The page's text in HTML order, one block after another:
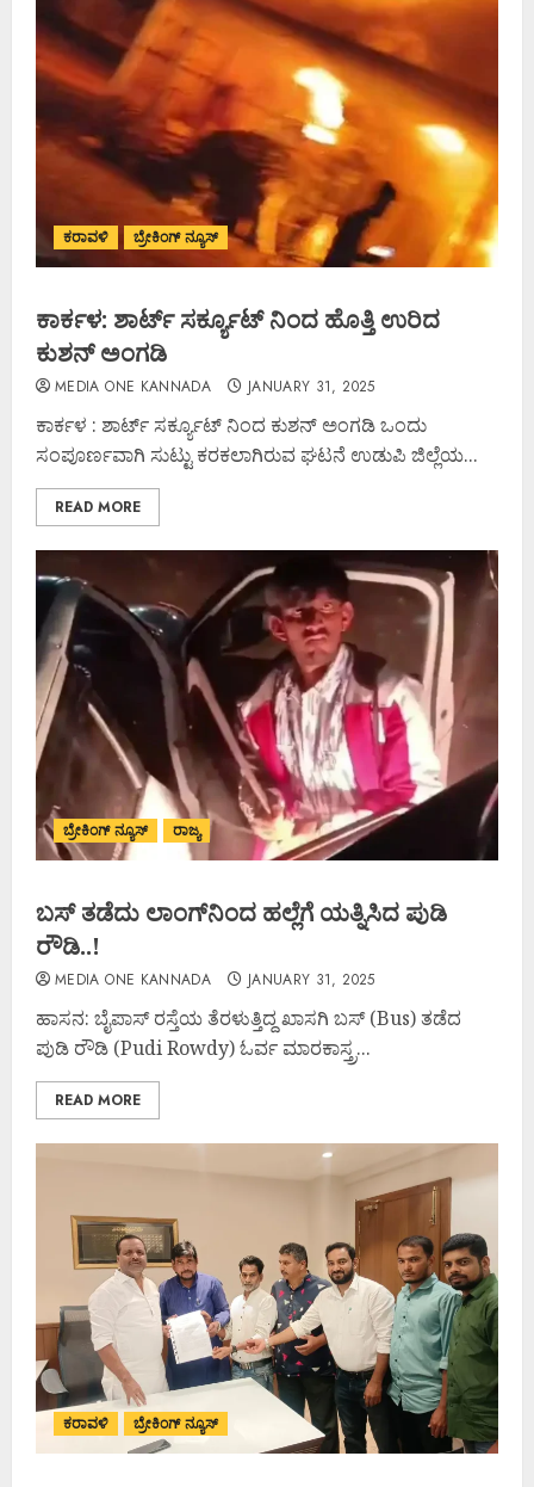
ಕರಾವಳಿ ಬ್ರೇಕಿಂಗ್ ನ್ಯೂಸ್
ಕಾರ್ಕಳ: ಶಾರ್ಟ್ ಸರ್ಕ್ಯೂಟ್ ನಿಂದ ಹೊತ್ತಿ ಉರಿದ
ಕುಶನ್ ಅಂಗಡಿ
MEDIA ONE KANNADA JANUARY 31, 2025
ಕಾರ್ಕಳ : ಶಾರ್ಟ್ ಸರ್ಕ್ಯೂಟ್ ನಿಂದ ಕುಶನ್ ಅಂಗಡಿ ಒಂದು
ಸಂಪೂರ್ಣವಾಗಿ ಸುಟ್ಟು ಕರಕಲಾಗಿರುವ ಘಟನೆ ಉಡುಪಿ ಜಿಲ್ಲೆಯ...
READ MORE
ಬ್ರೇಕಿಂಗ್ ನ್ಯೂಸ್ ರಾಜ್ಯ
ಬಸ್ ತಡೆದು ಲಾಂಗ್‌ನಿಂದ ಹಲ್ಲೆಗೆ ಯತ್ನಿಸಿದ ಪುಡಿ
ರೌಡಿ..!
MEDIA ONE KANNADA JANUARY 31, 2025
ಹಾಸನ: ಬೈಪಾಸ್‌ ರಸ್ತೆಯ ತೆರಳುತ್ತಿದ್ದ ಖಾಸಗಿ ಬಸ್ (Bus) ತಡೆದ
ಪುಡಿ ರೌಡಿ (Pudi Rowdy) ಓರ್ವ ಮಾರಕಾಸ್ತ್ರ...
READ MORE
ಕರಾವಳಿ ಬ್ರೇಕಿಂಗ್ ನ್ಯೂಸ್